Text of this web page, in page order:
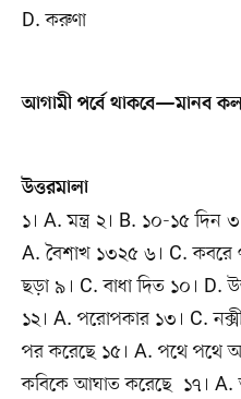
D. করুণা
আগামী পর্বে থাকবে—মানব
উত্তরমালা
১। A. মন্ত্র ২। B. ১০-১৫ দিন
A. বৈশাখ ১৩২৫ ৬। C. কবরে
ছড়া ৯। C. বাধা দিত ১০। D.
১২। A. পরোপকার ১৩। C.
পর করেছে ১৫। A. পথে পথে
কবিকে আঘাত করেছে ১৭। A.